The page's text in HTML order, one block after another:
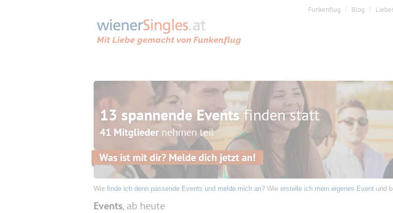
Funkenflug Blog
13 spannende Eventsfinden statt
41 Mitglieder nehmen teil
Was ist mit dir? Melde dich jetzt an!
Wie finde ich denn passende Events und melde mich an? Wie erstelle ich mein eigenes Event und
Events, ab heute